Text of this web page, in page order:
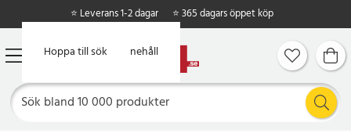
Hoppa till huvudinnehåll
Hoppa till sök
⭐ Leverans 1-2 dagar ⭐ 365 dagars öppet köp